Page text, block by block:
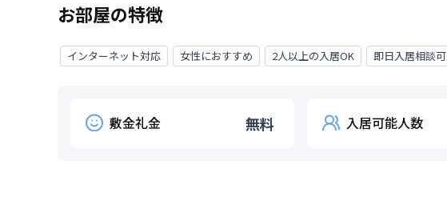
お部屋の特徴
インターネット対応 女性におすすめ 2人以上の入居OK 即日入居相談可
敷金礼金 無料 入居可能人数